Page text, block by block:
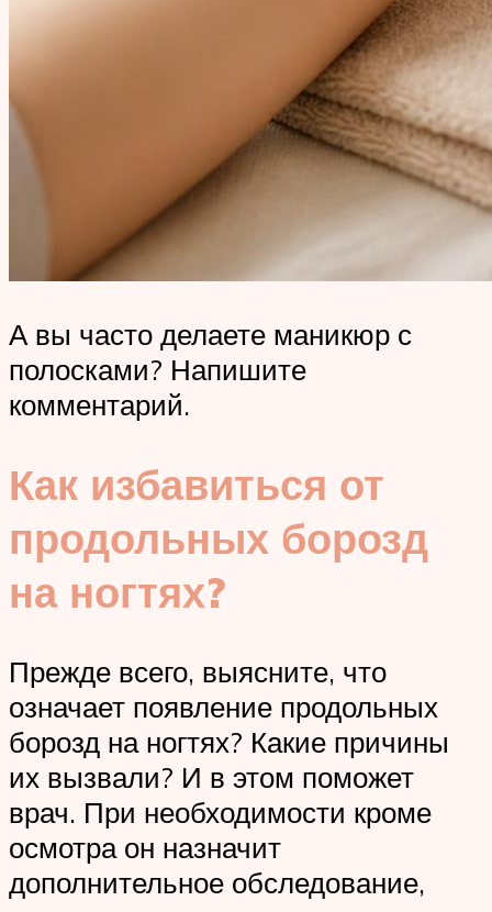
А вы часто делаете маникюр с
полосками? Напишите
комментарий.
Как избавиться от
продольных борозд
на ногтях?
Прежде всего, выясните, что
означает появление продольных
борозд на ногтях? Какие причины
их вызвали? И в этом поможет
врач. При необходимости кроме
осмотра он назначит
дополнительное обследование,